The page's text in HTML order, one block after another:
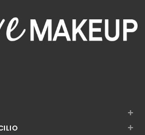
+
+